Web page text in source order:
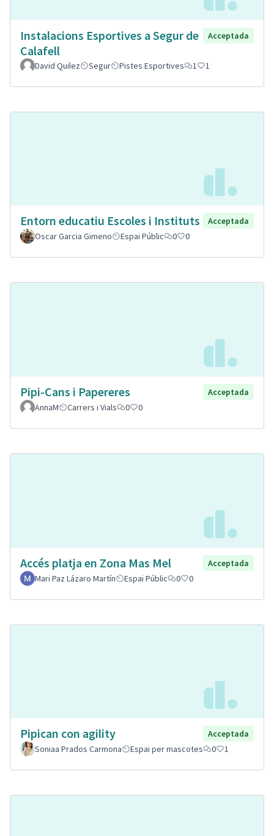
Instalacions Esportives a Segur de
Calafell
Acceptada
David Quilez Segur Pistes Esportives 1 1
Entorn educatiu Escoles i Instituts
Acceptada
Oscar Garcia Gimeno
Espai Públic 0 0
Pipi-Cans i Papereres
Acceptada
AnnaM
Carrers i Vials 0 0
Accés platja en Zona Mas Mel
Acceptada
Mari Paz Lázaro Martín
Espai Públic 0 0
Pipican con agility
Acceptada
Soniaa Prados Carmona
Espai per mascotes 0 1